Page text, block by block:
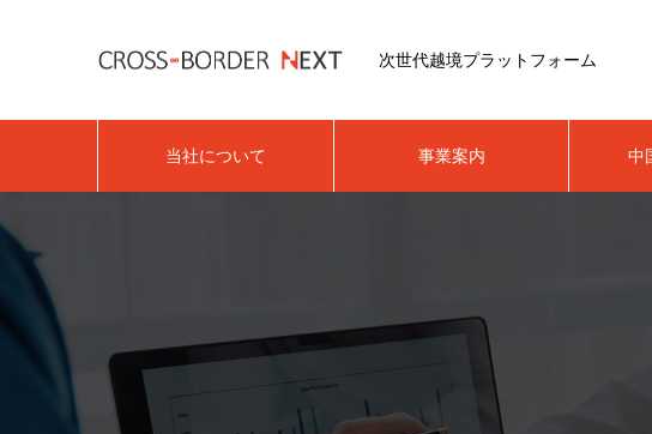
次世代越境プラットフォーム
当社について 事業案内 中